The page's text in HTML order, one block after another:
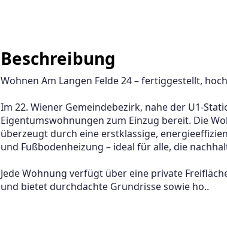
Beschreibung
Wohnen Am Langen Felde 24 – fertiggestellt,
Im 22. Wiener Gemeindebezirk, nahe der U1-
Eigentumswohnungen zum Einzug bereit. Die
überzeugt durch eine erstklassige,
und Fußbodenheizung – ideal für alle, die
Jede Wohnung verfügt über eine private
und bietet durchdachte Grundrisse sowie ho..